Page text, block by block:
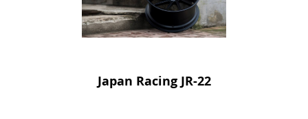
Japan Racing JR-22